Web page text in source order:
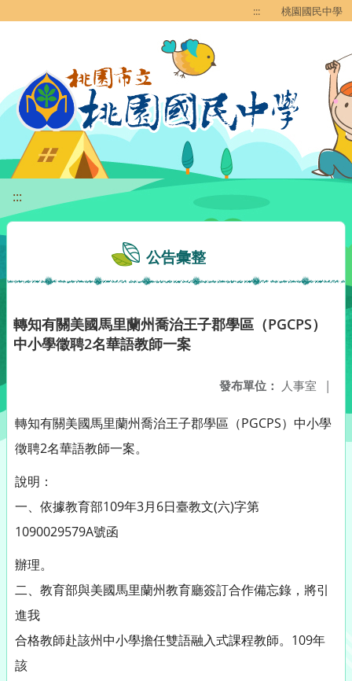
::: 桃園國民中學
:::
公告彙整
轉知有關美國馬里蘭州喬治王子郡學區（PGCPS）
中小學徵聘2名華語教師一案
發布單位： 人事室 |
轉知有關美國馬里蘭州喬治王子郡學區（PGCPS）中小學
徵聘2名華語教師一案。
說明：
一、依據教育部109年3月6日臺教文(六)字第
1090029579A號函
辦理。
二、教育部與美國馬里蘭州教育廳簽訂合作備忘錄，將引
進我
合格教師赴該州中小學擔任雙語融入式課程教師。109年
該